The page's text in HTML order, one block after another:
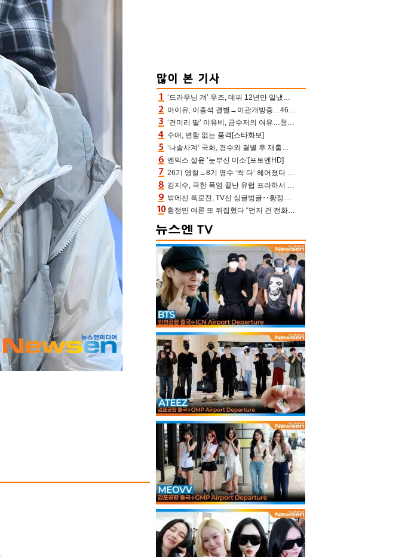
‘드라우닝 걔’ 우즈, 데뷔 12년만 일냈다…체조경기장 입성 확정
아이유, 이종석 결별→이관개방증…46장 꽉 채운 유애나 ♥ “열심히 사는 중”
‘견미리 딸’ 이유비, 금수저의 여유…청순 미모에 반전 슬림 라인
수애, 변함 없는 품격[스타화보]
‘나솔사계’ 국화, 경수와 결별 후 재출연…첫인상 3표 몰표
엔믹스 설윤 ‘눈부신 미소’[포토엔HD]
26기 영철→8기 영수 ‘싹 다’ 헤어졌다 ‘나솔사계’ 충격의 현커 0쌍 (촌장TV)
김지수, 극한 폭염 끝난 유럽 프라하서 쾌적한 여름나기 “선풍기만으로 지내”
밖에선 폭로전, TV선 싱글벙글‥황정민 ‘틈만 나면’ 출연, 피로감은 시청자 몫
황정민 여론 또 뒤집혔다 “먼저 건 전화 62통, 그만 연락해” vs 女팬 “녹취 다 올려” 진흙탕 싸움